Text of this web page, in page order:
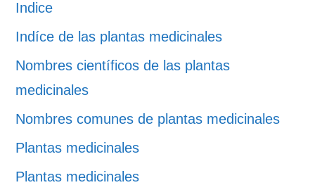
Indice
Indíce de las plantas medicinales
Nombres científicos de las plantas
medicinales
Nombres comunes de plantas medicinales
Plantas medicinales
Plantas medicinales